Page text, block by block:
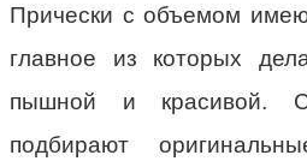
Прически с объемом
главное из которых
пышной и красивой.
подбирают